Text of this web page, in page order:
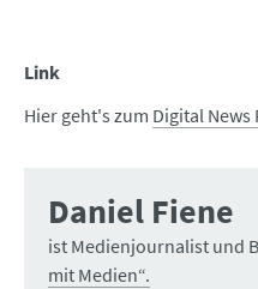
Link
Hier geht's zum Digital News
Daniel Fiene
ist Medienjournalist und
mit Medien“.